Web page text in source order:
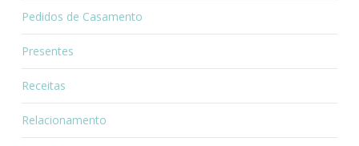
Pedidos de Casamento
Presentes
Receitas
Relacionamento